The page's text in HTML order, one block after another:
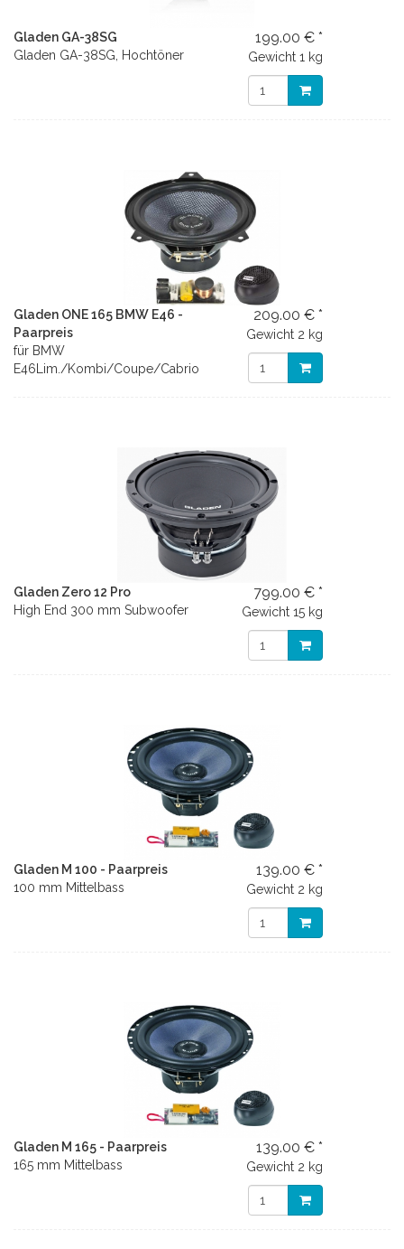
Gladen GA-38SG
Gladen GA-38SG, Hochtöner
199.00 € *
Gewicht 1 kg
Gladen ONE 165 BMW E46 -
Paarpreis
für BMW
E46Lim./Kombi/Coupe/Cabrio
209.00 € *
Gewicht 2 kg
Gladen Zero 12 Pro
High End 300 mm Subwoofer
799.00 € *
Gewicht 15 kg
Gladen M 100 - Paarpreis
100 mm Mittelbass
139.00 € *
Gewicht 2 kg
Gladen M 165 - Paarpreis
165 mm Mittelbass
139.00 € *
Gewicht 2 kg